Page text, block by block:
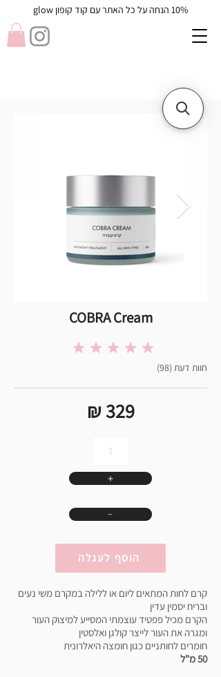
10% הנחה על כל האתר עם קוד קופון glow
COBRA Cream
הדירוג הממוצא הוא 5 מתוך 5
(98) חוות דעת
₪ 329
＋
﹣
הוסף לעגלה
קרם לחות המתאים ליום או ללילה במקרם משי נעים
ובריח יסמין עדין
הקרם מכיל פפטיד עוצמתי המסייע למיצוק העור
ומגרה את העור לייצר קולגן ואלסטין
חומרים לחותניים כגון חומצה היאלרונית
50 מ"ל